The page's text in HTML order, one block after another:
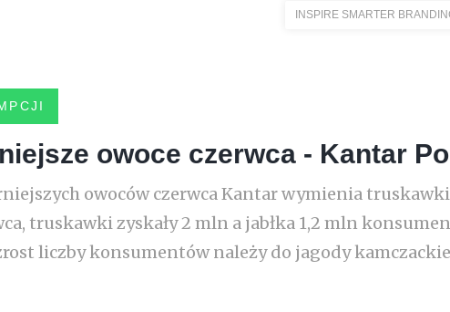
INSPIRE SMARTER
owoce czerwca - Kantar
owoców czerwca Kantar wymienia
truskawki zyskały 2 mln a jabłka 1,2 mln
liczby konsumentów należy do jagody